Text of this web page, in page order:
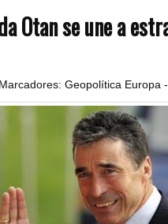
Otan se une a
Marcadores: Geopolítica Europa